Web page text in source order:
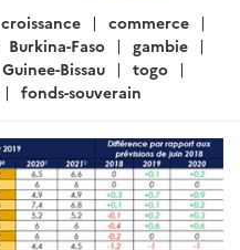
croissance
commerce
Burkina-Faso
gambie
Guinee-Bissau
togo
fonds-souverain